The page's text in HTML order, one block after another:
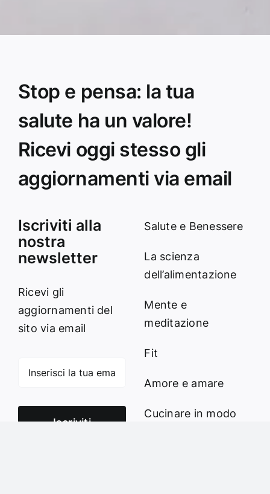
Stop e pensa: la tua
salute ha un valore!
Ricevi oggi stesso gli
aggiornamenti via email
Iscriviti alla
nostra
newsletter
Ricevi gli
aggiornamenti del
sito via email
Iscriviti
Salute e Benessere
La scienza
dell’alimentazione
Mente e
meditazione
Fit
Amore e amare
Cucinare in modo